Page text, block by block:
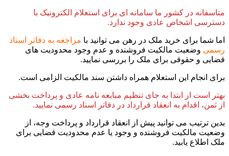
متاسفانه در کشور ما سامانه ای برای استعلام الکترونیک با
دسترسی اشخاص عادی وجود ندارد.
اما شما برای خرید ملک در رهن می توانید با مراجعه به دفاتر اسناد
رسمی وضعیت مالکیت فروشنده و عدم وجود محدودیت های
قضایی و حقوقی برای ملک را بررسی نمایید.
برای انجام این استعلام همراه داشتن سند مالکیت الزامی است.
بهتر است از ابتدا به جای تنظیم مبایعه نامه عادی و پرداخت بخشی
از ثمن، اقدام به انعقاد قرارداد در دفاتر اسناد رسمی نمایید.
بدین ترتیب می توانید پیش از انعقاد قرارداد و پرداخت وجه، از
وضعیت مالکیت فروشنده و وجود یا عدم محدودیت قضایی برای
ملک اطلاع یابید.